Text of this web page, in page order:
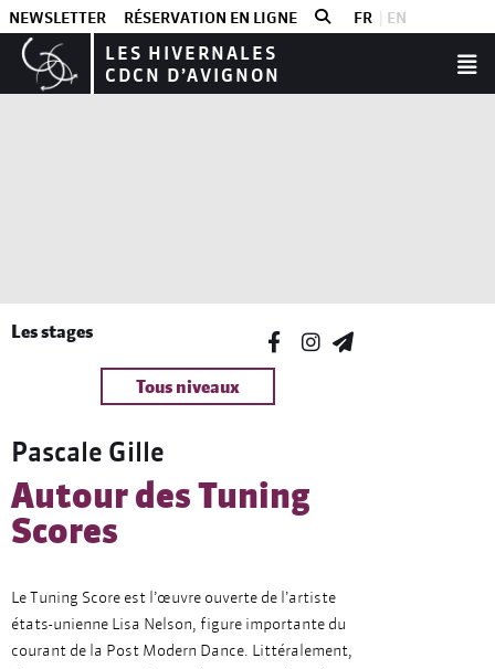
NEWSLETTER RÉSERVATION EN LIGNE FR EN
LES HIVERNALES
CDCN D’AVIGNON
Les stages
Tous niveaux
Pascale Gille
Autour des Tuning
Scores
Le Tuning Score est l’œuvre ouverte de l’artiste
états-unienne Lisa Nelson, figure importante du
courant de la Post Modern Dance. Littéralement,